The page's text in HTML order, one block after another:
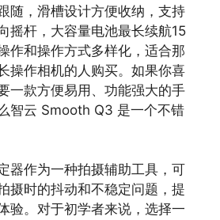
随，滑槽设计方便收纳，支持
摇杆，大容量电池最长续航15
作和操作方式多样化，适合那
操作相机的人购买。如果你喜
一款方便易用、功能强大的手
智云 Smooth Q3 是一个不错
器作为一种拍摄辅助工具，可
摄时的抖动和不稳定问题，提
验。对于初学者来说，选择一